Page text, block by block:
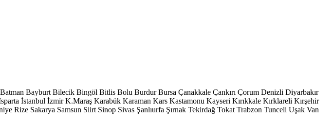
Batman Bayburt Bilecik Bingöl Bitlis Bolu Burdur Bursa Çanakkale Çankırı Çorum Denizli Diyarbakır
İstanbul İzmir K.Maraş Karabük Karaman Kars Kastamonu Kayseri Kırıkkale Kırklareli Kırşehir
Rize Sakarya Samsun Siirt Sinop Sivas Şanlıurfa Şırnak Tekirdağ Tokat Trabzon Tunceli Uşak Van